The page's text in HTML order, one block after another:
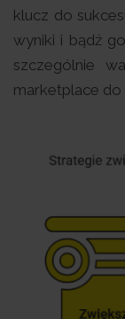
klucz do
wyniki i bądź
szczególnie
marketplace